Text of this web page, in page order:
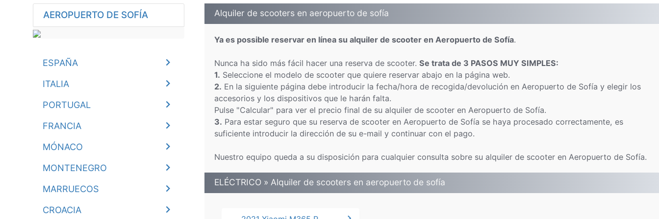
AEROPUERTO DE SOFÍA
ESPAÑA
ITALIA
PORTUGAL
FRANCIA
MÓNACO
MONTENEGRO
MARRUECOS
CROACIA
Alquiler de scooters en aeropuerto de sofía
Ya es possible reservar en línea su alquiler de scooter en Aeropuerto de Sofía.
Nunca ha sido más fácil hacer una reserva de scooter. Se trata de 3 PASOS MUY SIMPLES:
1. Seleccione el modelo de scooter que quiere reservar abajo en la página web.
2. En la siguiente página debe introducir la fecha/hora de recogida/devolución en Aeropuerto de Sofía y elegir los
accesorios y los dispositivos que le harán falta.
Pulse "Calcular" para ver el precio final de su alquiler de scooter en Aeropuerto de Sofía.
3. Para estar seguro que su reserva de scooter en Aeropuerto de Sofía se haya procesado correctamente, es
suficiente introducir la dirección de su e-mail y continuar con el pago.
Nuestro equipo queda a su disposición para cualquier consulta sobre su alquiler de scooter en Aeropuerto de Sofía.
ELÉCTRICO » Alquiler de scooters en aeropuerto de sofía